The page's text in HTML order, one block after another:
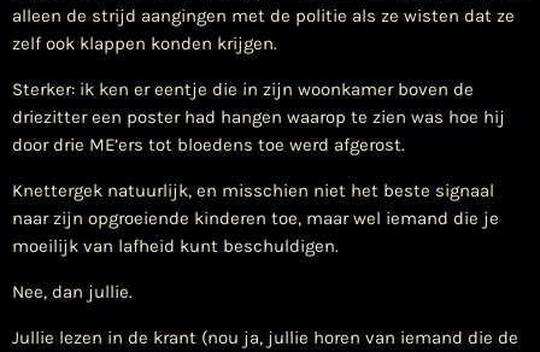
alleen de strijd aangingen met de politie als ze wisten dat ze
zelf ook klappen konden krijgen.
Sterker: ik ken er eentje die in zijn woonkamer boven de
driezitter een poster had hangen waarop te zien was hoe hij
door drie ME’ers tot bloedens toe werd afgerost.
Knettergek natuurlijk, en misschien niet het beste signaal
naar zijn opgroeiende kinderen toe, maar wel iemand die je
moeilijk van lafheid kunt beschuldigen.
Nee, dan jullie.
Jullie lezen in de krant (nou ja, jullie horen van iemand die de